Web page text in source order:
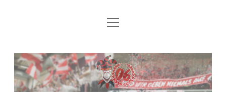
Aktuelles
Mitglied werden
Menü